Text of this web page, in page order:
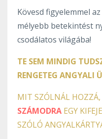
Kövesd figyelemmel
mélyebb betekintést
csodálatos világába!
TE SEM MINDIG
RENGETEG ANGYALI
MIT SZÓLNÁL
SZÁMODRA EGY
SZÓLÓ